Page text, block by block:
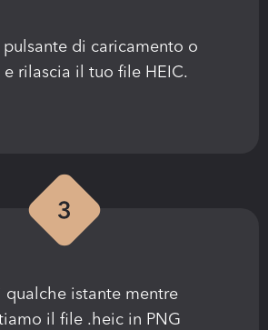
pulsante di caricamento o
e rilascia il tuo file HEIC.
qualche istante mentre
il file .heic in PNG